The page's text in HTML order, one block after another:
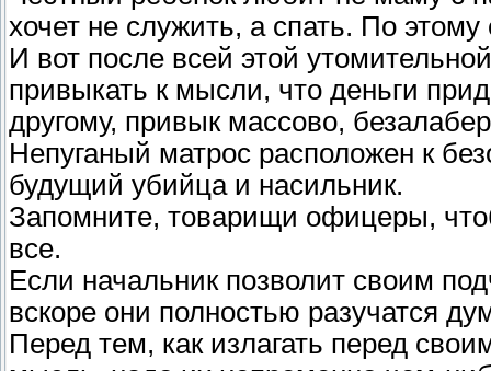
хочет не служить, а спать. По
И вот после всей этой
привыкать к мысли, что деньги
другому, привык массово,
Непуганый матрос расположен к
будущий убийца и насильник.
Запомните, товарищи офицеры,
все.
Если начальник позволит своим
вскоре они полностью разучатся
Перед тем, как излагать перед